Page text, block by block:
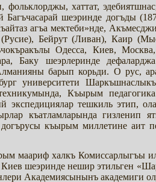
фольклорджы, хаттат,
шеэринде догъды
агъа мектеби»нде,
Бейрут (Ливан), Каир
Одесса, Киев,
Баку шеэрлеринде
барып корьди. О рус,
университети
Къырым
экспедициялар тешкиль этип,
къатламларында гизленип
къырым миллетине аит
маариф халкъ Комиссарлыгъы
шеэринде нешир этильген
Академиясынынъ академиги